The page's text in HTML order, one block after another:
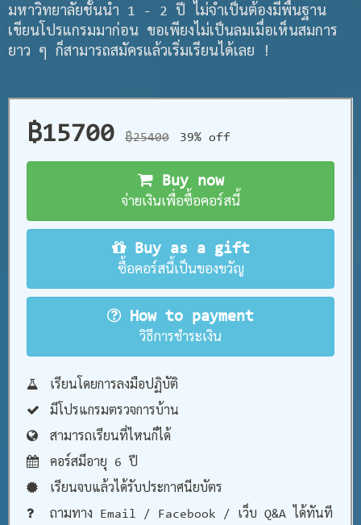
มหาวิทยาลัยชั้นนำ 1 - 2 ปี ไม่จำเป็นต้องมีพื้นฐาน
เขียนโปรแกรมมาก่อน ขอเพียงไม่เป็นลมเมื่อเห็นสมการ
ยาว ๆ ก็สามารถสมัครแล้วเริ่มเรียนได้เลย !
฿15700 ฿25400 39% off
Buy now
จ่ายเงินเพื่อซื้อคอร์สนี้
Buy as a gift
ซื้อคอร์สนี้เป็นของขวัญ
How to payment
วิธีการชำระเงิน
เรียนโดยการลงมือปฏิบัติ
มีโปรแกรมตรวจการบ้าน
สามารถเรียนที่ไหนก็ได้
คอร์สมีอายุ 6 ปี
เรียนจบแล้วได้รับประกาศนียบัตร
ถามทาง Email / Facebook / เว็บ Q&A ได้ทันที